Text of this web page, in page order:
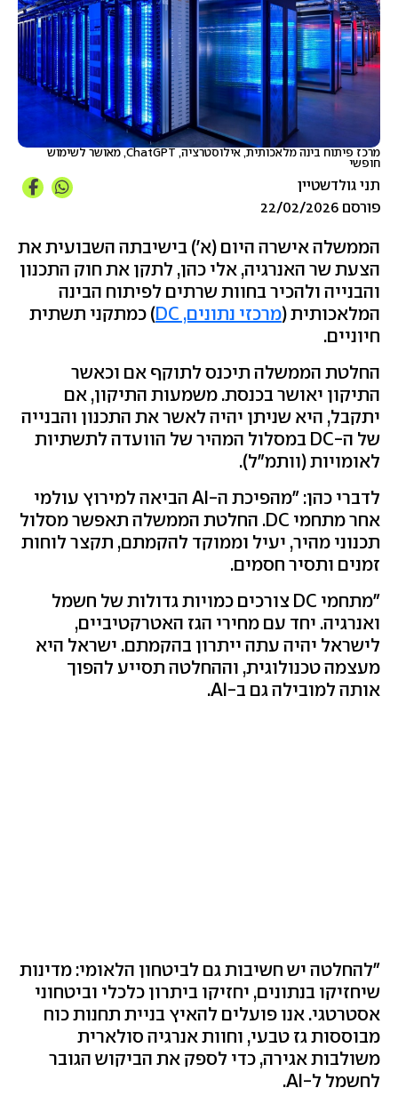
מרכז פיתוח בינה מלאכותית, אילוסטרציה, ChatGPT, מאושר לשימוש
חופשי
תני גולדשטיין
פורסם 22/02/2026
הממשלה אישרה היום (א') בישיבתה השבועית את
הצעת שר האנרגיה, אלי כהן, לתקן את חוק התכנון
והבנייה ולהכיר בחוות שרתים לפיתוח הבינה
המלאכותית (מרכזי נתונים, DC
) כמתקני תשתית
חיוניים.
החלטת הממשלה תיכנס לתוקף אם וכאשר
התיקון יאושר בכנסת. משמעות התיקון, אם
יתקבל, היא שניתן יהיה לאשר את התכנון והבנייה
של ה-DC במסלול המהיר של הוועדה לתשתיות
לאומויות (וותמ"ל).
לדברי כהן: "מהפיכת ה-AI הביאה למירוץ עולמי
אחר מתחמי DC. החלטת הממשלה תאפשר מסלול
תכנוני מהיר, יעיל וממוקד להקמתם, תקצר לוחות
זמנים ותסיר חסמים.
"מתחמי DC צורכים כמויות גדולות של חשמל
ואנרגיה. יחד עם מחירי הגז האטרקטיביים,
לישראל יהיה עתה ייתרון בהקמתם. ישראל היא
מעצמה טכנולוגית, וההחלטה תסייע להפוך
אותה למובילה גם ב-AI.
"להחלטה יש חשיבות גם לביטחון הלאומי: מדינות
שיחזיקו בנתונים, יחזיקו ביתרון כלכלי וביטחוני
אסטרטגי. אנו פועלים להאיץ בניית תחנות כוח
מבוססות גז טבעי, וחוות אנרגיה סולארית
משולבות אגירה, כדי לספק את הביקוש הגובר
לחשמל ל-AI.